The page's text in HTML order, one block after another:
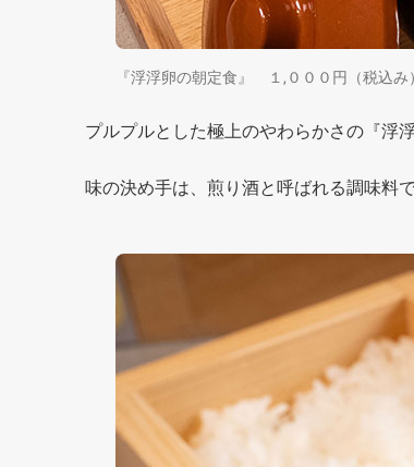
『浮浮卵の朝定食』 １,０００円（税込み
プルプルとした極上のやわらかさの『浮
味の決め手は、煎り酒と呼ばれる調味料